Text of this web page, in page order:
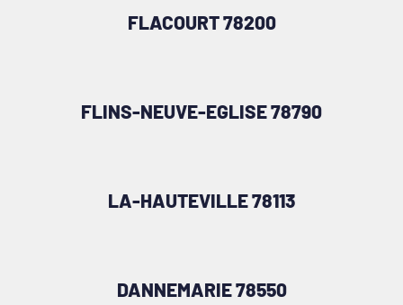
FLACOURT 78200
FLINS-NEUVE-EGLISE 78790
LA-HAUTEVILLE 78113
DANNEMARIE 78550